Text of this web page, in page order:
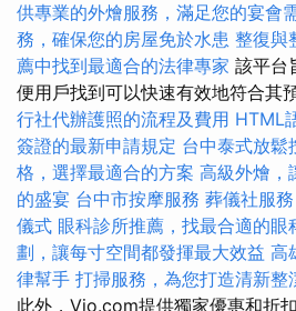
供專業的外燴服務，滿足您的宴會
務，確保您的房屋免於水患 整復與
薦中找到最適合的法律專家 該平台
便用戶找到可以快速有效地符合其
行社代辦護照的流程及費用 HTML
簽證的最新申請規定 台中泰式放鬆
格，選擇最適合的方案 高級外燴，
的盛宴 台中市按摩服務 葬儀社服
儀式 眼科診所推薦，找最合適的眼
劃，讓每寸空間都發揮最大效益 高
律幫手 打掃服務，為您打造清新整
此外，Vio.com提供獨家優惠和折